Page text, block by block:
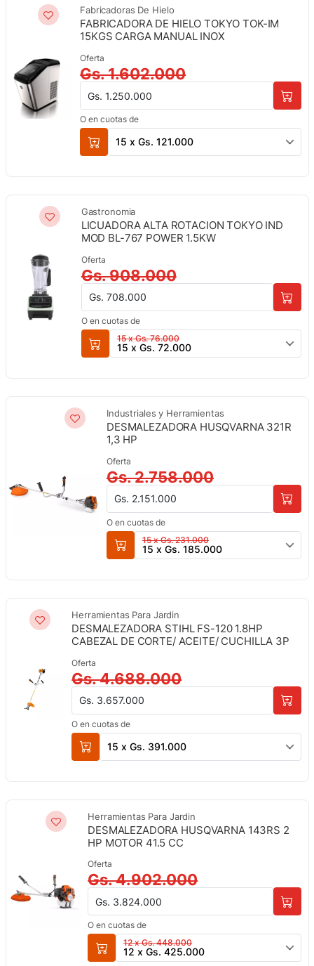
Fabricadoras De Hielo
FABRICADORA DE HIELO TOKYO TOK-IM
15KGS CARGA MANUAL INOX
Oferta
Gs. 1.602.000
Gs. 1.250.000
O en cuotas de
15 x Gs. 121.000
Gastronomia
LICUADORA ALTA ROTACION TOKYO IND
MOD BL-767 POWER 1.5KW
Oferta
Gs. 908.000
Gs. 708.000
O en cuotas de
15 x Gs. 76.000
15 x Gs. 72.000
Industriales y Herramientas
DESMALEZADORA HUSQVARNA 321R
1,3 HP
Oferta
Gs. 2.758.000
Gs. 2.151.000
O en cuotas de
15 x Gs. 231.000
15 x Gs. 185.000
Herramientas Para Jardin
DESMALEZADORA STIHL FS-120 1.8HP
CABEZAL DE CORTE/ ACEITE/ CUCHILLA 3P
Oferta
Gs. 4.688.000
Gs. 3.657.000
O en cuotas de
15 x Gs. 391.000
Herramientas Para Jardin
DESMALEZADORA HUSQVARNA 143RS 2
HP MOTOR 41.5 CC
Oferta
Gs. 4.902.000
Gs. 3.824.000
O en cuotas de
12 x Gs. 448.000
12 x Gs. 425.000